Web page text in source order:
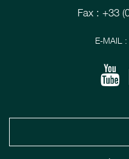
Fax : +33
E-MAIL :